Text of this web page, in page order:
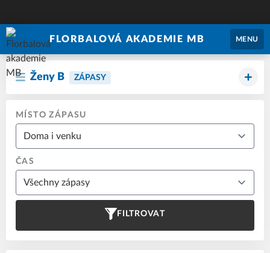
FLORBALOVÁ AKADEMIE MB MENU
Ženy B ZÁPASY
MÍSTO ZÁPASU
ČAS
FILTROVAT